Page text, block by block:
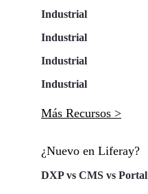
Industrial
Industrial
Industrial
Industrial
Más Recursos >
¿Nuevo en Liferay?
DXP vs CMS vs Portal